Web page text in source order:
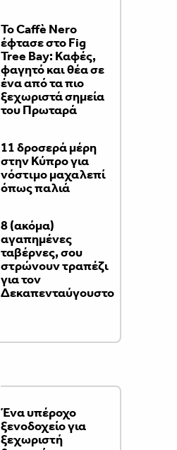
Το Caffè Nero
έφτασε στο Fig
Tree Bay: Καφές,
φαγητό και θέα σε
ένα από τα πιο
ξεχωριστά σημεία
του Πρωταρά
11 δροσερά μέρη
στην Κύπρο για
νόστιμο μαχαλεπί
όπως παλιά
8 (ακόμα)
αγαπημένες
ταβέρνες, σου
στρώνουν τραπέζι
για τον
Δεκαπενταύγουστο
Ένα υπέροχο
ξενοδοχείο για
ξεχωριστή